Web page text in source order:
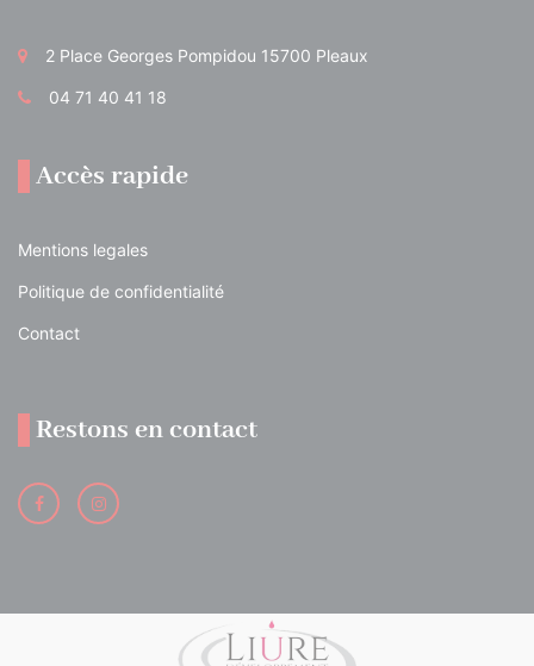
2 Place Georges Pompidou 15700 Pleaux
04 71 40 41 18
Accès rapide
Mentions legales
Politique de confidentialité
Contact
Restons en contact